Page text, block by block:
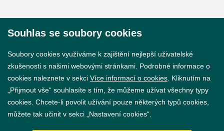
GDPR
Souhlas se soubory cookies
Soubory cookies využíváme k zajištění nejlepší uživatelské
zkušenosti s našimi webovými stránkami. Podrobné informace o
cookies naleznete v sekci Více informací o cookies . Kliknutím na
„Přijmout vše“ souhlasíte s tím, že můžeme užívat všechny typy
cookies. Chcete-li povolit užívání pouze některých typů cookies,
můžete tak učinit v sekci „Nastavení cookies“.